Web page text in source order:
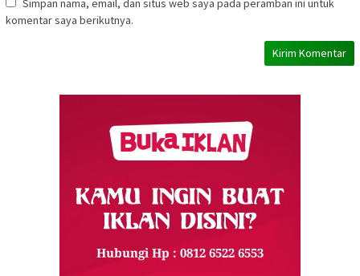
Simpan nama, email, dan situs web saya pada peramban ini untuk
komentar saya berikutnya.